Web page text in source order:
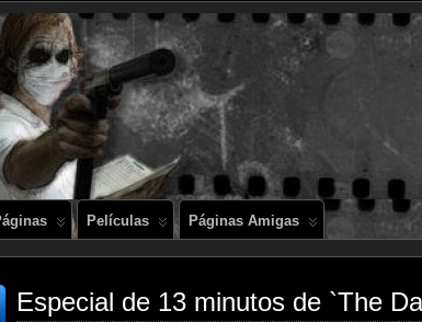
Películas Páginas Amigas
Especial de 13 minutos de `The